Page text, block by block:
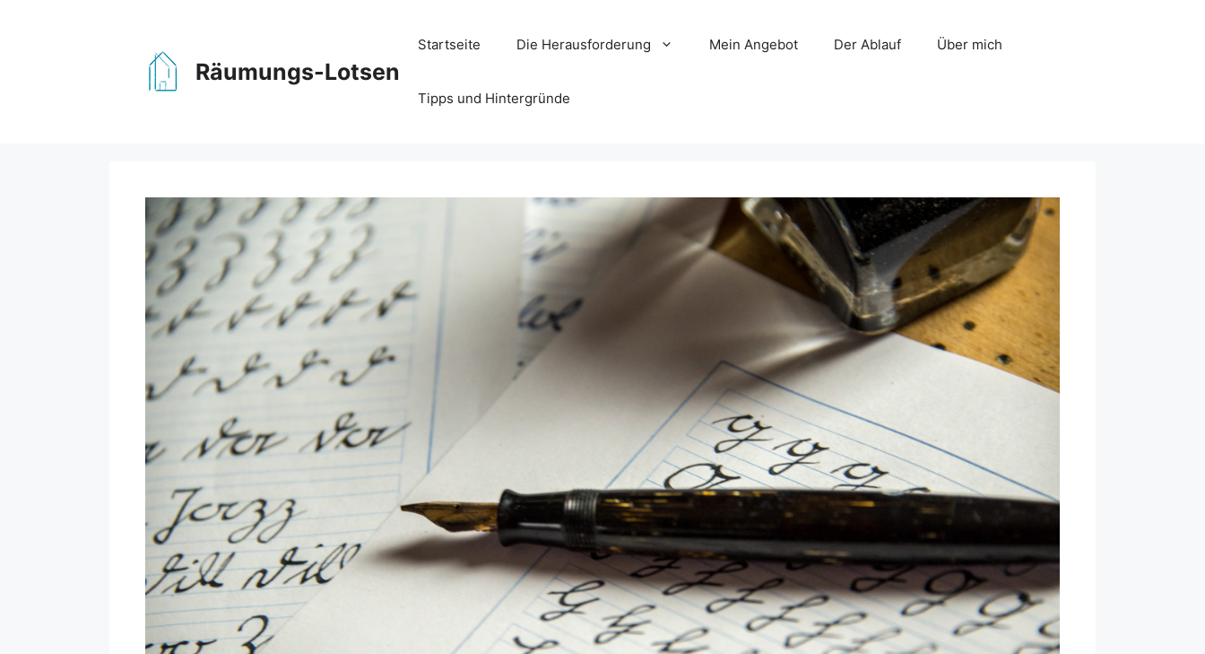
Räumungs-Lotsen
Startseite Die Herausforderung Mein Angebot Der Ablauf Über mich
Tipps und Hintergründe